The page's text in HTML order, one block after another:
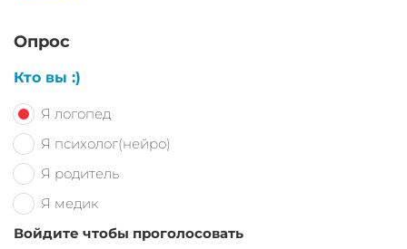
Опрос
Кто вы :)
Я логопед
Я психолог(нейро)
Я родитель
Я медик
Войдите чтобы проголосовать